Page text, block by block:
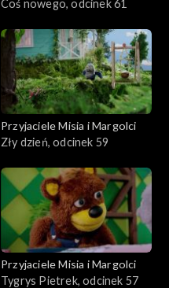
Coś nowego, odcinek 61
Przyjaciele Misia i Margolci
Zły dzień, odcinek 59
Przyjaciele Misia i Margolci
Tygrys Pietrek, odcinek 57